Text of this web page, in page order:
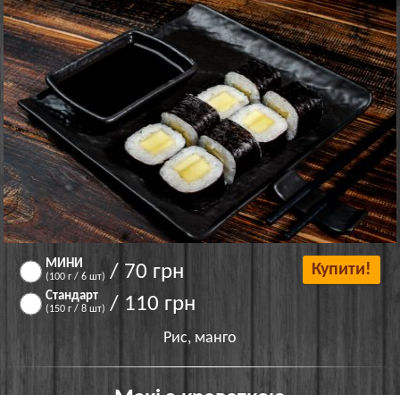
МИНИ
(100 г / 6 шт) / 70 грн
Стандарт
(150 г / 8 шт) / 110 грн
Купити!
Рис, манго